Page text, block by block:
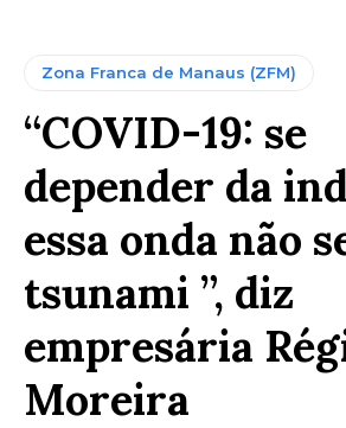
Zona Franca de Manaus (ZFM)
“COVID-19: se
depender da
essa onda não
tsunami ”, diz
empresária
Moreira